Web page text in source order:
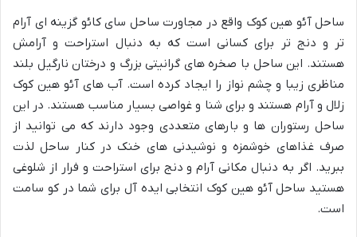
ساحل آئو هین کوک واقع در مجاورت ساحل سای کائو گزینه ای آرام
تر و دنج تر برای کسانی است که به دنبال استراحت و آرامش
هستند. این ساحل با صخره های گرانیتی بزرگ و درختان نارگیل بلند
مناظری زیبا و چشم نواز را ایجاد کرده است. آب های آئو هین کوک
زلال و آرام هستند و برای شنا و غواصی بسیار مناسب هستند. در این
ساحل رستوران ها و بارهای متعددی وجود دارند که می توانید از
صرف غذاهای خوشمزه و نوشیدنی های خنک در کنار ساحل لذت
ببرید. اگر به دنبال مکانی آرام و دنج برای استراحت و فرار از شلوغی
هستید ساحل آئو هین کوک انتخابی ایده آل برای شما در کو سامت
است.